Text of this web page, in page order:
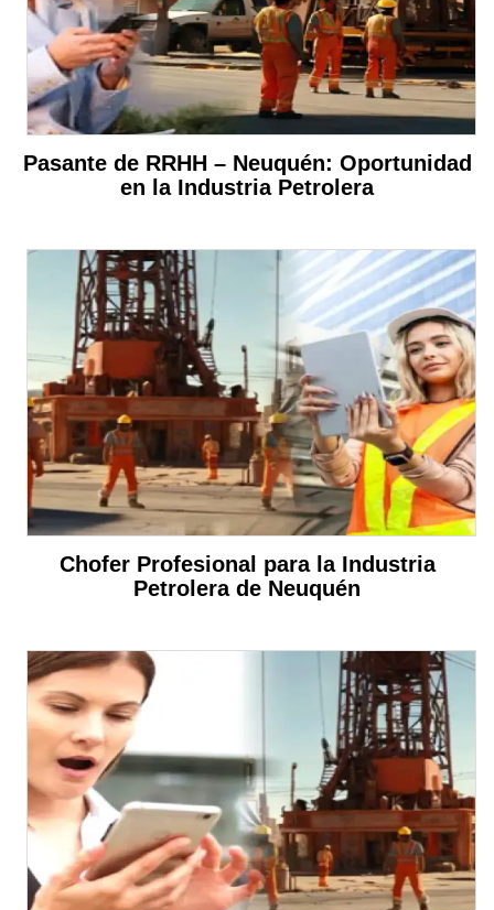
Pasante de RRHH – Neuquén: Oportunidad
en la Industria Petrolera
Chofer Profesional para la Industria
Petrolera de Neuquén